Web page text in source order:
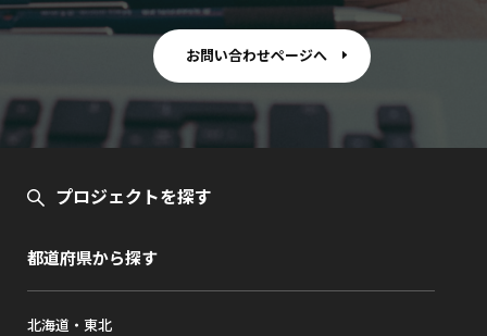
お問い合わせページへ
プロジェクトを探す
都道府県から探す
北海道・東北